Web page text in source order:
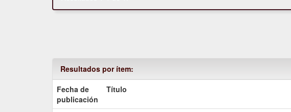
Resultados por ítem:
Fecha de
publicación
Título